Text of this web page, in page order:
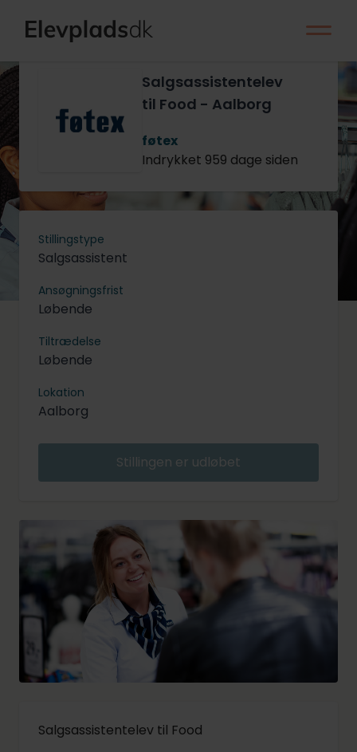
Salgsassistentelev
til Food - Aalborg
føtex
Indrykket 959 dage siden
Stillingstype
Salgsassistent
Ansøgningsfrist
Løbende
Tiltrædelse
Løbende
Lokation
Aalborg
Stillingen er udløbet
Salgsassistentelev til Food